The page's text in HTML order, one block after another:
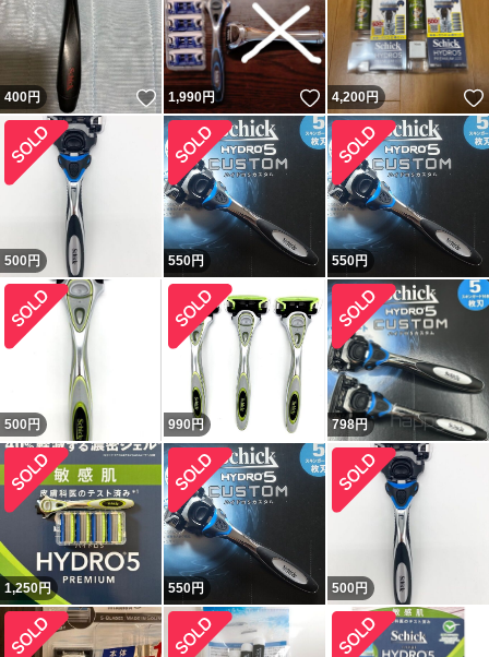
400円 いいね！
1,990円 いいね！
4,200円
500円 550円 550円
500 円 990 円 798円
1,250円 550円 500円